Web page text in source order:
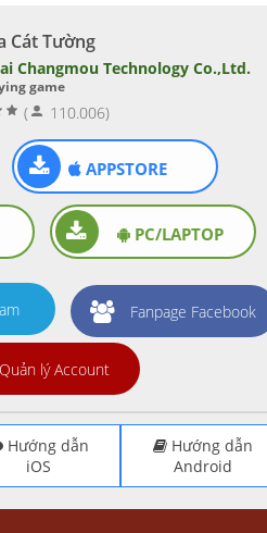
Cát Tường
Changmou Technology Co.,Ltd.
game
( 110.006)
APPSTORE
PC/LAPTOP
Fanpage Facebook
Quản lý Account
Hướng dẫn
iOS
Hướng dẫn
Android